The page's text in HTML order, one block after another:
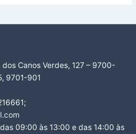
Canos Verdes, 127 – 9700-
9701-901
09:00 às 13:00 e das 14:00 às